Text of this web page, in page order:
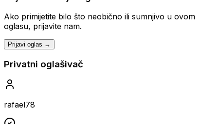
Ako primijetite bilo što neobično ili sumnjivo u ovom
oglasu, prijavite nam.
Prijavi oglas →
Privatni oglašivač
rafael78